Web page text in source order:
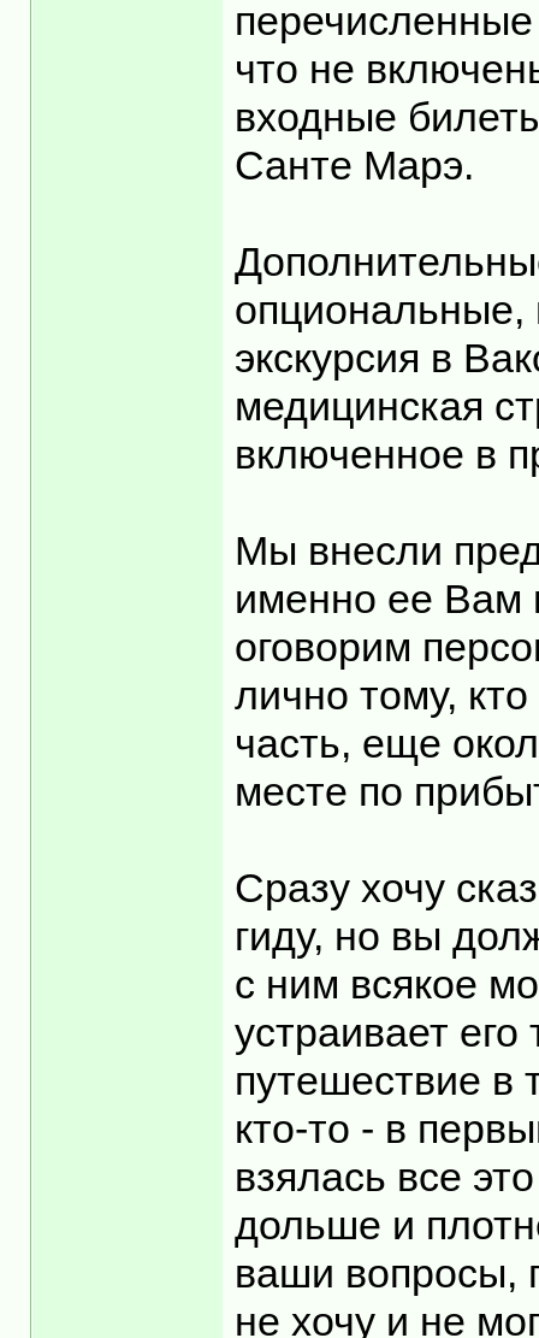
что не
входные
Санте Марэ.
опциональные,
экскурсия в
медицинская
включенное в
Мы внесли
именно ее Вам
оговорим
лично тому,
часть, еще
месте по
Сразу хочу
гиду, но вы
с ним всякое
устраивает
путешествие в
кто-то - в
взялась все
дольше и
ваши вопросы,
не хочу и не